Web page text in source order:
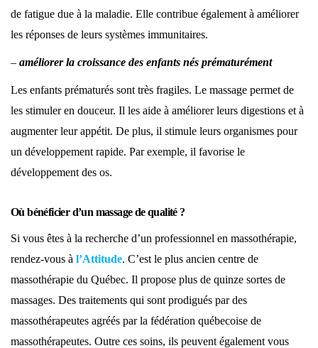
de fatigue due à la maladie. Elle contribue également à améliorer
les réponses de leurs systèmes immunitaires.
– améliorer la croissance des enfants nés prématurément
Les enfants prématurés sont très fragiles. Le massage permet de
les stimuler en douceur. Il les aide à améliorer leurs digestions et à
augmenter leur appétit. De plus, il stimule leurs organismes pour
un développement rapide. Par exemple, il favorise le
développement des os.
Où bénéficier d’un massage de qualité ?
Si vous êtes à la recherche d’un professionnel en massothérapie,
rendez-vous à l’Attitude. C’est le plus ancien centre de
massothérapie du Québec. Il propose plus de quinze sortes de
massages. Des traitements qui sont prodigués par des
massothérapeutes agréés par la fédération québecoise de
massothérapeutes. Outre ces soins, ils peuvent également vous